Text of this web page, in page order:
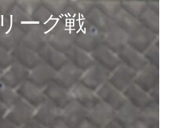
ーグ戦